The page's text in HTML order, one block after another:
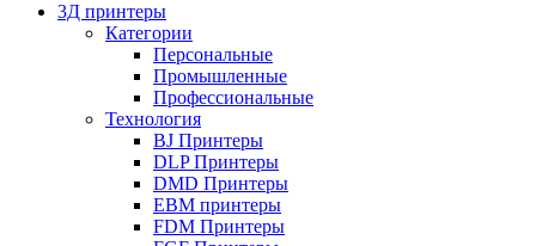
3Д принтеры
Категории
Персональные
Промышленные
Профессиональные
Технология
BJ Принтеры
DLP Принтеры
DMD Принтеры
EBM принтеры
FDM Принтеры